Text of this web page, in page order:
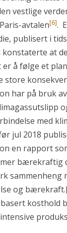
vestlige
avtalen[6].
publisert i
konstaterte at
å følge et
store
har på bruk
med
jul 2018
en rapport
bærekraftig
sammenheng
og
kosthold